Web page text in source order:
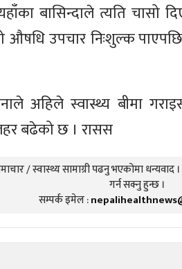
बासिन्दाले त्यति चासो
उपचार निःशुल्क
अहिले स्वास्थ्य बीमा
बढेको छ । रासस
/ स्वास्थ्य सामाग्री पढनु भएकोमा धन्यवाद
गर्न सक्नु हुन्छ ।
सम्पर्क इमेल :